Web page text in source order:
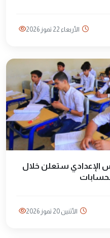
الأربعاء 22 تموز 2026
الإعدادي ستعلن خلال
الأثنين 20 تموز 2026